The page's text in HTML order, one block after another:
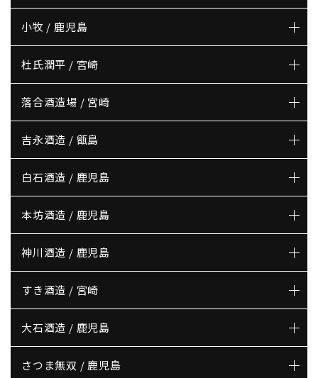
小牧 / 鹿児島
杜氏潤平 / 宮崎
落合酒造場 / 宮崎
吉永酒造 / 甑島
白石酒造 / 鹿児島
本坊酒造 / 鹿児島
神川酒造 / 鹿児島
すき酒造 / 宮崎
大石酒造 / 鹿児島
さつま無双 / 鹿児島